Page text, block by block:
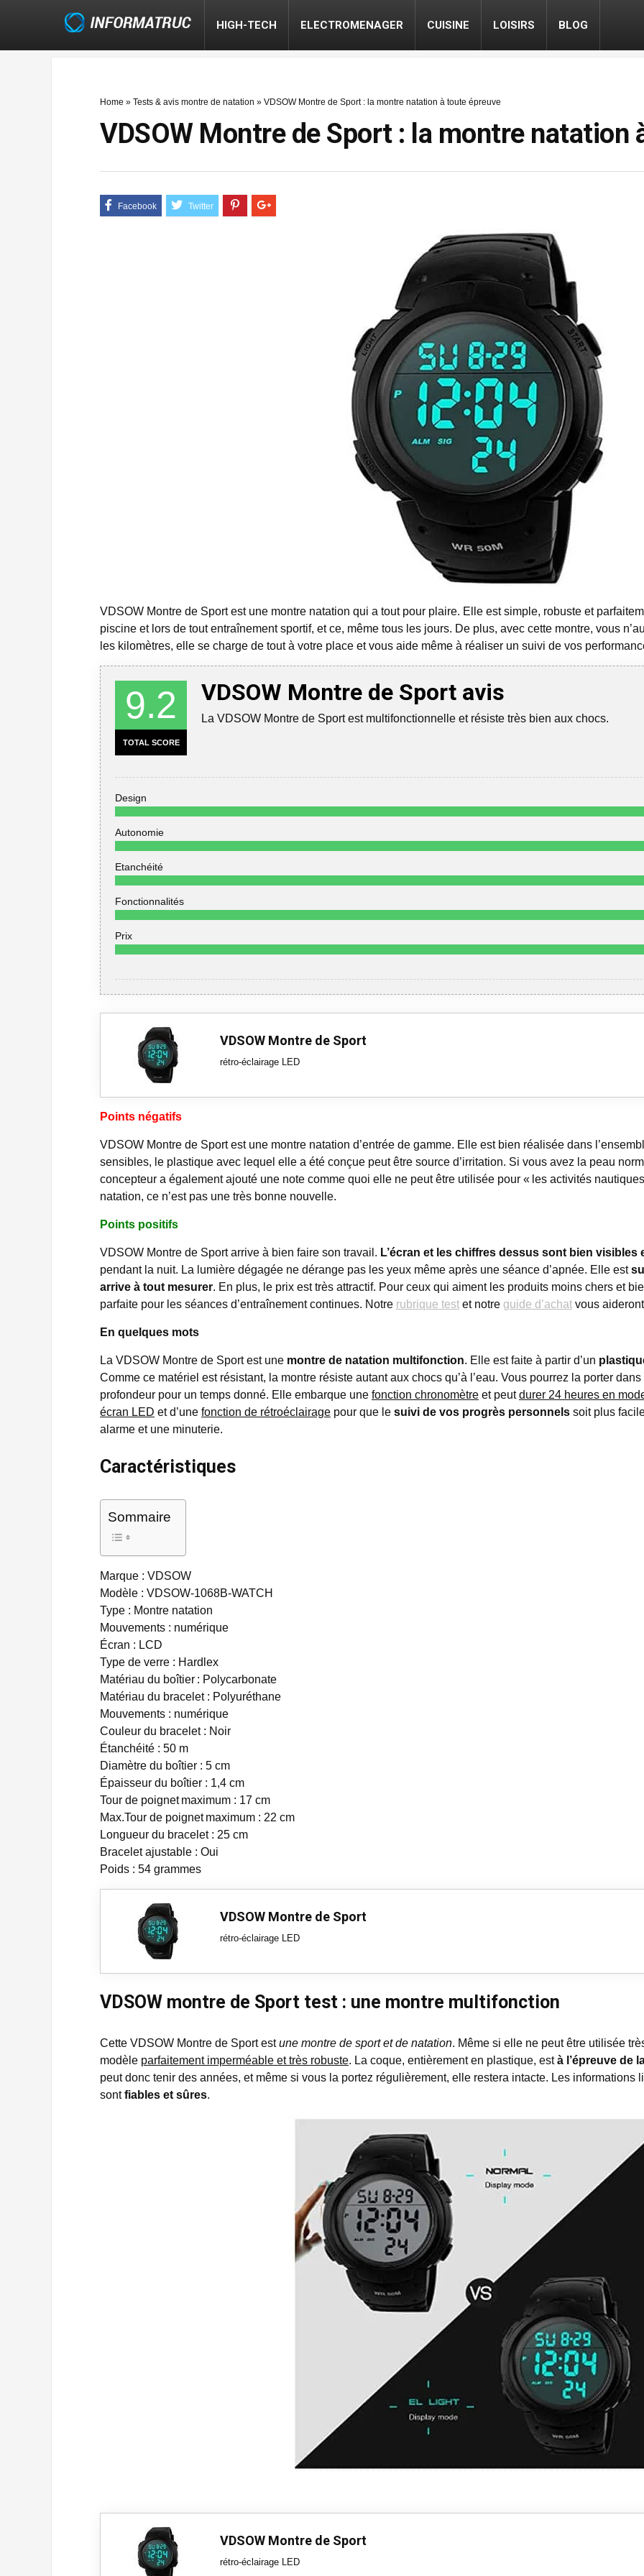
HIGH-TECH ELECTROMENAGER CUISINE LOISIRS BLOG
Home » Tests & avis montre de natation » VDSOW Montre de Sport : la montre natation à toute épreuve
VDSOW Montre de Sport : la montre natation
VDSOW Montre de Sport est une montre natation qui a tout pour plaire. Elle est simple, robuste et
piscine et lors de tout entraînement sportif, et ce, même tous les jours. De plus, avec cette montre, vous
les kilomètres, elle se charge de tout à votre place et vous aide même à réaliser un suivi de vos
9.2
TOTAL SCORE
VDSOW Montre de Sport avis
La VDSOW Montre de Sport est multifonctionnelle et résiste très bien aux chocs.
Design
Autonomie
Etanchéité
Fonctionnalités
Prix
VDSOW Montre de Sport
rétro-éclairage LED
Points négatifs
VDSOW Montre de Sport est une montre natation d’entrée de gamme. Elle est bien réalisée dans
sensibles, le plastique avec lequel elle a été conçue peut être source d’irritation. Si vous avez la peau
concepteur a également ajouté une note comme quoi elle ne peut être utilisée pour « les activités
natation, ce n’est pas une très bonne nouvelle.
Points positifs
VDSOW Montre de Sport arrive à bien faire son travail. L’écran et les chiffres dessus sont bien visibles
pendant la nuit. La lumière dégagée ne dérange pas les yeux même après une séance d’apnée. Elle est
arrive à tout mesurer. En plus, le prix est très attractif. Pour ceux qui aiment les produits moins chers et
parfaite pour les séances d’entraînement continues. Notre rubrique test et notre guide d’achat vous
En quelques mots
La VDSOW Montre de Sport est une montre de natation multifonction. Elle est faite à partir d’un
Comme ce matériel est résistant, la montre résiste autant aux chocs qu’à l’eau. Vous pourrez la porter
profondeur pour un temps donné. Elle embarque une fonction chronomètre et peutdurer 24 heures en
écran LED et d’une fonction de rétroéclairage pour que le suivi de vos progrès personnels soit plus
alarme et une minuterie.
Caractéristiques
Sommaire
Marque : VDSOW
Modèle : VDSOW-1068B-WATCH
Type : Montre natation
Mouvements : numérique
Écran : LCD
Type de verre : Hardlex
Matériau du boîtier : Polycarbonate
Matériau du bracelet : Polyuréthane
Mouvements : numérique
Couleur du bracelet : Noir
Étanchéité : 50 m
Diamètre du boîtier : 5 cm
Épaisseur du boîtier : 1,4 cm
Tour de poignet maximum : 17 cm
Max.Tour de poignet maximum : 22 cm
Longueur du bracelet : 25 cm
Bracelet ajustable : Oui
Poids : 54 grammes
VDSOW Montre de Sport
rétro-éclairage LED
VDSOW montre de Sport test : une montre multifonction
Cette VDSOW Montre de Sport estune montre de sport et de natation. Même si elle ne peut être utilisée
modèle parfaitement imperméable et très robuste. La coque, entièrement en plastique, està l’épreuve de
peut donc tenir des années, et même si vous la portez régulièrement, elle restera intacte. Les informations
sontfiables et sûres.
VDSOW Montre de Sport
rétro-éclairage LED